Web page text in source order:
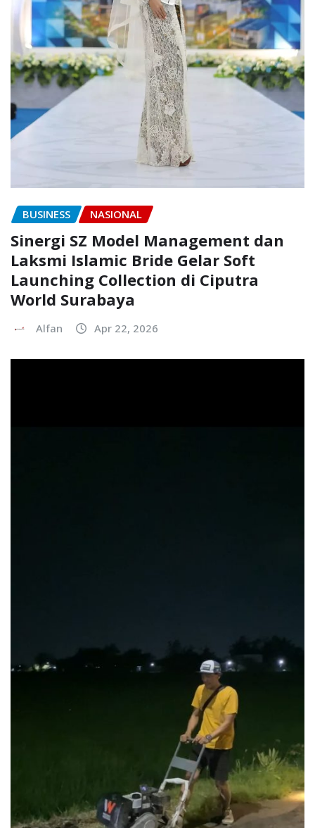
BUSINESS NASIONAL
Sinergi SZ Model Management dan
Laksmi Islamic Bride Gelar Soft
Launching Collection di Ciputra
World Surabaya
Alfan Apr 22, 2026